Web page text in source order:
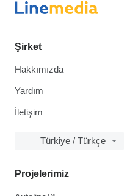
Şirket
Hakkımızda
Yardım
İletişim
Türkiye / Türkçe
Projelerimiz